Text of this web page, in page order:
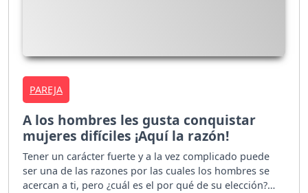
PAREJA
A los hombres les gusta conquistar
mujeres difíciles ¡Aquí la razón!
Tener un carácter fuerte y a la vez complicado puede
ser una de las razones por las cuales los hombres se
acercan a ti, pero ¿cuál es el por qué de su elección?